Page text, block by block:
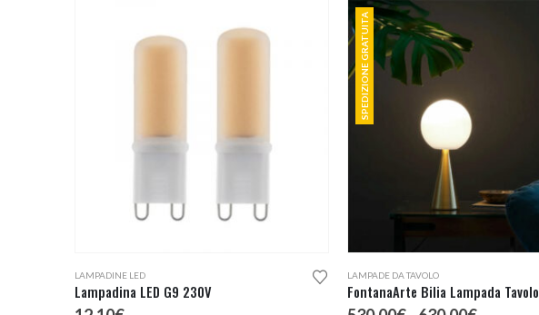
LAMPADINE LED
Lampadina LED G9 230V
SPEDIZIONE GRATUITA
Questo prodotto ha più varianti. Le opzioni possono essere scelte nella pagina del prodotto
LAMPADE DA TAVOLO
FontanaArte Bilia Lampada Tavolo